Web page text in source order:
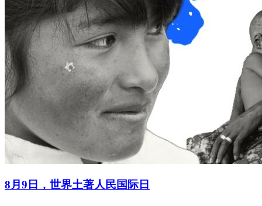
8月9日，世界土著人民国际日